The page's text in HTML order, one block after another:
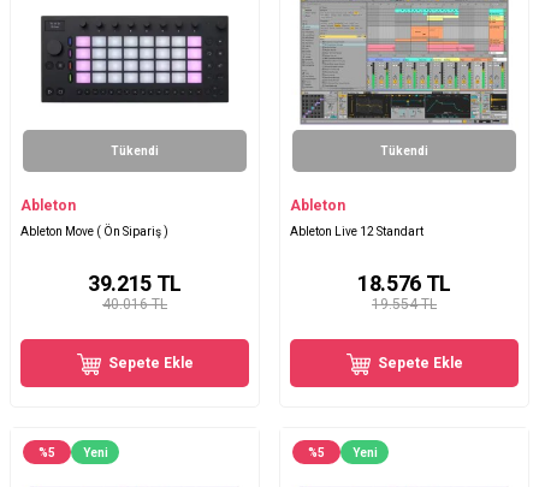
Tükendi
Ableton
Ableton Move ( Ön Sipariş )
40.016 TL
39.215TL
Sepete Ekle
Tükendi
Ableton
Ableton Live 12 Standart
19.554 TL
18.576TL
Sepete Ekle
%5 Yeni %5 Yeni